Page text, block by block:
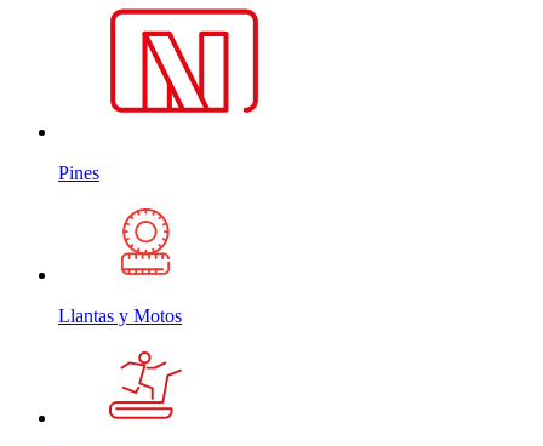
Pines
Llantas y Motos